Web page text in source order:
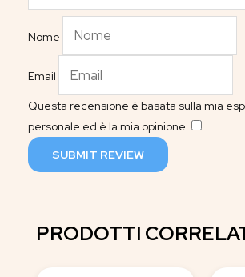
Nome
Email
Questa recensione è basata sulla mia
personale ed è la mia opinione.
SUBMIT REVIEW
PRODOTTI